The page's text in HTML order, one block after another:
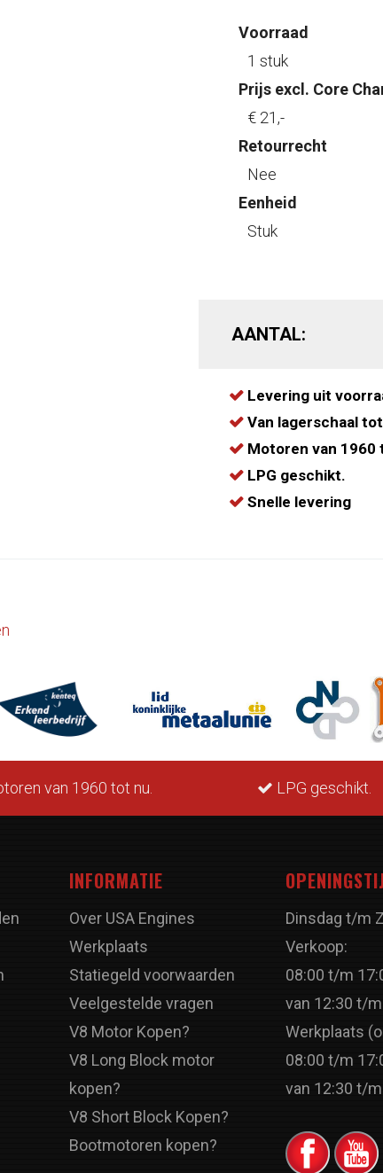
Voorraad
1 stuk
Prijs excl. Core
€ 21,-
Retourrecht
Nee
Eenheid
Stuk
AANTAL:
Levering uit
Van lagerschaal
Motoren van 1960
LPG geschikt.
Snelle levering
van 1960 tot nu. LPG geschikt.
INFORMATIE
Over USA Engines
Werkplaats
Statiegeld voorwaarden
Veelgestelde vragen
V8 Motor Kopen?
V8 Long Block motor
kopen?
V8 Short Block Kopen?
Bootmotoren kopen?
Dinsdag t/m
Verkoop:
08:00 t/m
van 12:30 t/
Werkplaats
08:00 t/m
van 12:30 t/